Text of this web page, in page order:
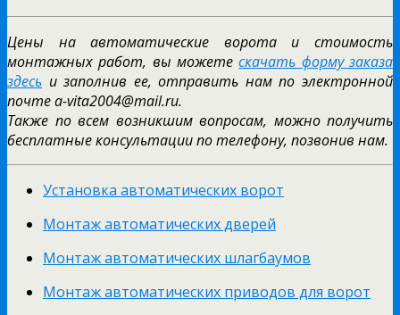
Цены на автоматические ворота и стоимость
монтажных работ, вы можетескачать форму заказа
здесь и заполнив ее, отправить нам по электронной
почте a-vita2004@mail.ru.
Также по всем возникшим вопросам, можно получить
бесплатные консультации по телефону, позвонив нам.
Установка автоматических ворот
Монтаж автоматических дверей
Монтаж автоматических шлагбаумов
Монтаж автоматических приводов для ворот